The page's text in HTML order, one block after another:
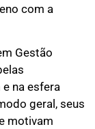
com a
Gestão
na esfera
geral, seus
motivam